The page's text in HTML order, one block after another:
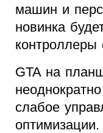
машин и
новинка
контроллеры
GTA на
слабое